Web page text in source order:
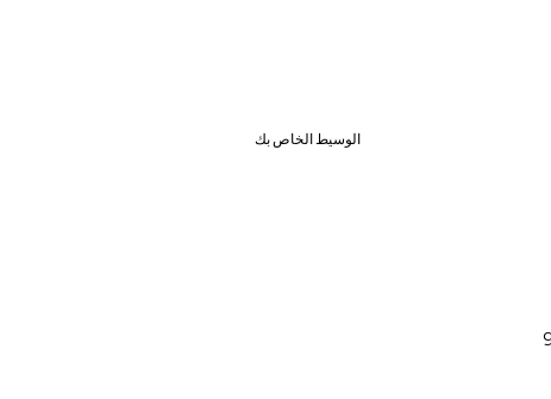
الوسيط الخاص بك